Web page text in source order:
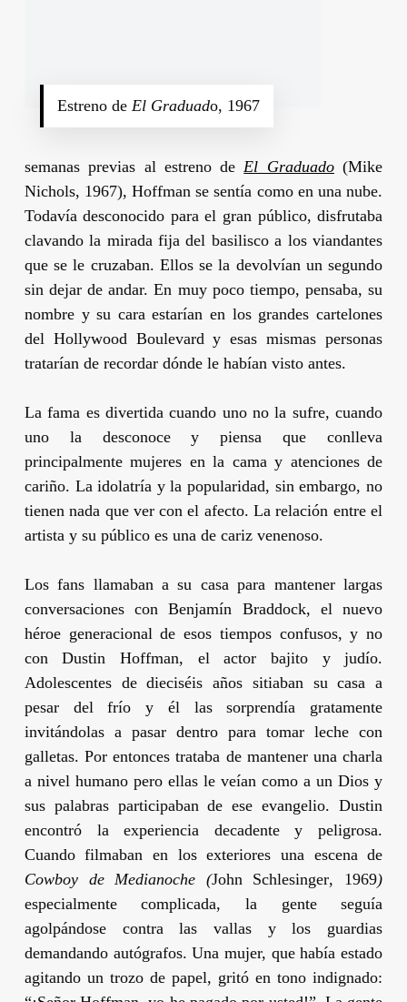
Estreno de El Graduado, 1967
semanas previas al estreno de El Graduado(Mike
Nichols, 1967),Hoffman se sentía como en una nube.
Todavía desconocido para el gran público, disfrutaba
clavando la mirada fija del basilisco a los viandantes
que se le cruzaban. Ellos se la devolvían un segundo
sin dejar de andar. En muy poco tiempo, pensaba, su
nombre y su cara estarían en los grandes cartelones
del Hollywood Boulevard y esas mismas personas
tratarían de recordar dónde le habían visto antes.
La fama es divertida cuando uno no la sufre, cuando
uno la desconoce y piensa que conlleva
principalmente mujeres en la cama y atenciones de
cariño. La idolatría y la popularidad, sin embargo, no
tienen nada que ver con el afecto. La relación entre el
artista y su público es una de cariz venenoso.
Los fans llamaban a su casa para mantener largas
conversaciones con Benjamín Braddock, el nuevo
héroe generacional de esos tiempos confusos, y no
conDustin Hoffman, el actor bajito y judío.
Adolescentes de dieciséis años sitiaban su casa a
pesar del frío y él las sorprendía gratamente
invitándolas a pasar dentro para tomar leche con
galletas. Por entonces trataba de mantener una charla
a nivel humano pero ellas le veían como a un Dios y
sus palabras participaban de ese evangelio.Dustin
encontró la experiencia decadente y peligrosa.
Cuando filmaban en los exteriores una escena de
Cowboy de Medianoche (John Schlesinger, 1969)
especialmente complicada, la gente seguía
agolpándose contra las vallas y los guardias
demandando autógrafos. Una mujer, que había estado
agitando un trozo de papel, gritó en tono indignado: